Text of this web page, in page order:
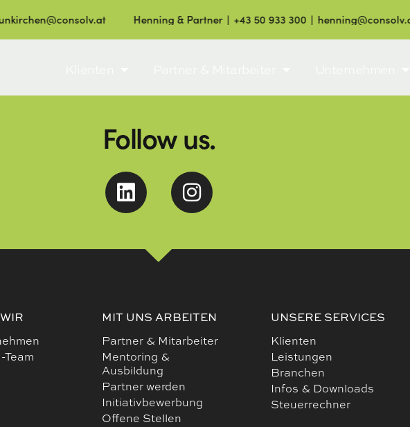
Henning & Partner ∣ +43 50 933 300 ∣ henning@consolv.at
Follow us.
Team
MIT UNS ARBEITEN
Partner & Mitarbeiter
Mentoring &
Ausbildung
Partner werden
Initiativbewerbung
Offene Stellen
UNSERE SERVICES
Klienten
Leistungen
Branchen
Infos & Downloads
Steuerrechner